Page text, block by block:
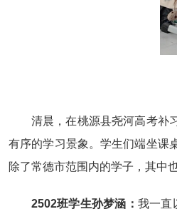
清晨，在桃源县尧河高考补
有序的学习景象。学生们端坐课
除了常德市范围内的学子，其中
2502班学生孙梦涵： 我一直